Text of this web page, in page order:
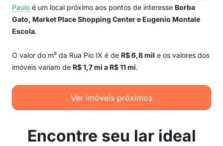
Paulo é um local próximo aos pontos de interesse Borba
Gato, Market Place Shopping Center e Eugenio Montale
Escola.
O valor do m² da Rua Pio IX é de R$ 6,8 mil e os valores dos
imóveis variam de R$ 1,7 mi a R$ 11 mi.
Ver imóveis próximos
Encontre seu lar ideal